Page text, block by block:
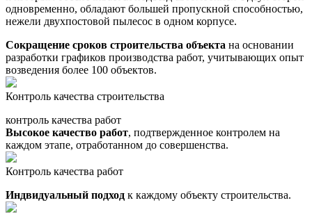
одновременно, обладают большей пропускной способностью,
нежели двухпостовой пылесос в одном корпусе.
Сокращение сроков строительства объекта на основании
разработки графиков производства работ, учитывающих опыт
возведения более 100 объектов.
Контроль качества строительства
контроль качества работ
Высокое качество работ, подтвержденное контролем на
каждом этапе, отработанном до совершенства.
Контроль качества работ
Индвидуальный подход к каждому объекту строительства.